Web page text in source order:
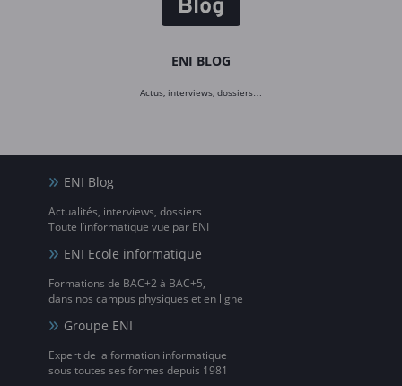
ENI BLOG
Actus, interviews, dossiers…
ENI Blog
Actualités, interviews, dossiers…
Toute l’informatique vue par ENI
ENI Ecole informatique
Formations de BAC+2 à BAC+5,
dans nos campus physiques et en ligne
Groupe ENI
Expert de la formation informatique
sous toutes ses formes depuis 1981